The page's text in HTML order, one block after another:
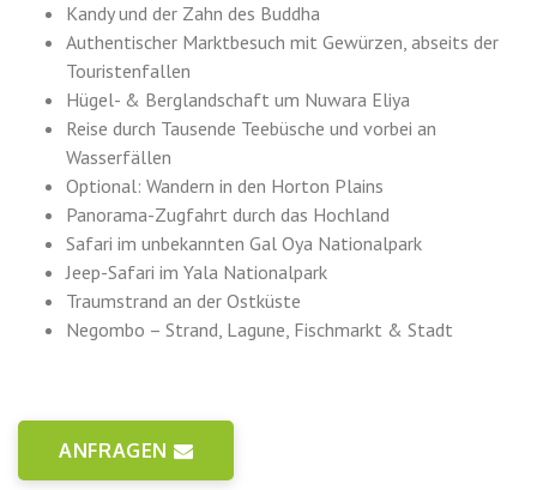
Kandy und der Zahn des Buddha
Authentischer Marktbesuch mit Gewürzen, abseits der
Touristenfallen
Hügel- & Berglandschaft um Nuwara Eliya
Reise durch Tausende Teebüsche und vorbei an
Wasserfällen
Optional: Wandern in den Horton Plains
Panorama-Zugfahrt durch das Hochland
Safari im unbekannten Gal Oya Nationalpark
Jeep-Safari im Yala Nationalpark
Traumstrand an der Ostküste
Negombo – Strand, Lagune, Fischmarkt & Stadt
ANFRAGEN